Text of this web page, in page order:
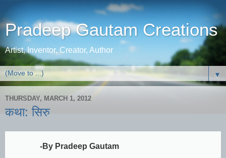
Pradeep Gautam Creations
Artist, Inventor, Creator, Author
▼
THURSDAY, MARCH 1, 2012
कथा: सिरु
-By Pradeep Gautam